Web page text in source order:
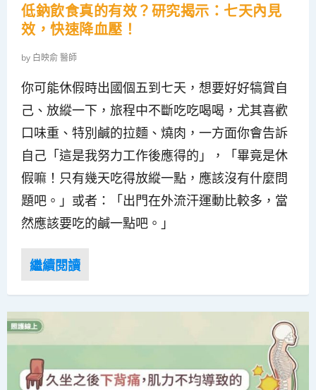
低鈉飲食真的有效？研究揭示：七天內見
效，快速降血壓！
by 白映俞 醫師
你可能休假時出國個五到七天，想要好好犒賞自
己、放縱一下，旅程中不斷吃吃喝喝，尤其喜歡
口味重、特別鹹的拉麵、燒肉，一方面你會告訴
自己「這是我努力工作後應得的」，「畢竟是休
假嘛！只有幾天吃得放縱一點，應該沒有什麼問
題吧。」或者：「出門在外流汗運動比較多，當
然應該要吃的鹹一點吧。」